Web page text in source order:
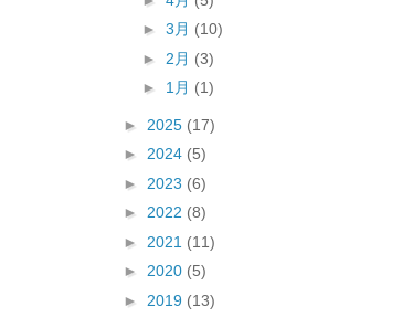
► 3月 (10)
► 2月 (3)
► 1月 (1)
► 2025 (17)
► 2024 (5)
► 2023 (6)
► 2022 (8)
► 2021 (11)
► 2020 (5)
► 2019 (13)